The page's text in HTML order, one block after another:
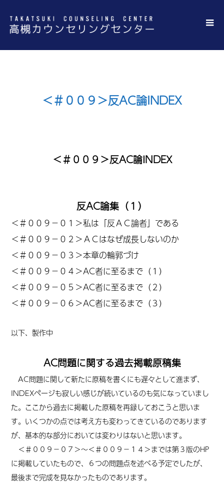
＜＃００９＞反AC論INDEX
＜＃００９＞反AC論INDEX
反AC論集（１）
＜＃００９－０１＞私は「反ＡＣ論者」である
＜＃００９－０２ ＞ＡＣはなぜ成長しないのか
＜＃００９－０３＞本章の輪郭づけ
＜＃００９－０４＞AC者に至るまで （１）
＜＃００９－０５＞AC者に至るまで（２）
＜＃００９－０６＞AC者に至るまで（３）
以下、製作中
AC問題に関する過去掲載原稿集
AC問題に関して新たに原稿を書くにも遅々として進まず、
INDEXページも寂しい感じが続いているのも気になっていまし
た。ここから過去に掲載した原稿を再録しておこうと思いま
す。いくつかの点では考え方も変わってきているのであります
が、基本的な部分においては変わりはないと思います。
＜＃００９－０７＞～＜＃００９－１４＞までは第３版のHP
に掲載していたもので、６つの問題点を述べる予定でしたが、
最後まで完成を見なかったものであります。